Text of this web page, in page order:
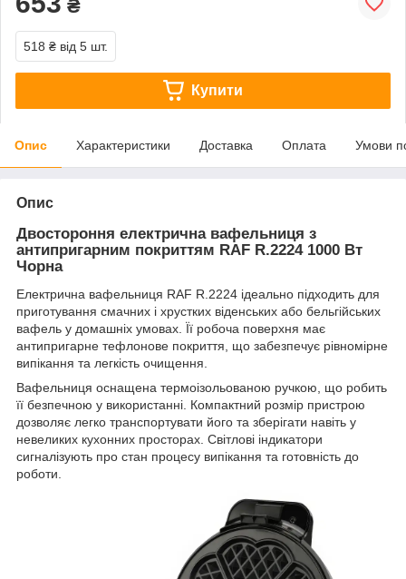
₴
518 ₴ від 5 шт.
Купити
Опис Характеристики Доставка Оплата Умови
Опис
Двостороння електрична вафельниця з
антипригарним покриттям RAF R.2224 1000 Вт
Чорна
Електрична вафельниця RAF R.2224 ідеально підходить для
приготування смачних і хрустких віденських або бельгійських
вафель у домашніх умовах. Її робоча поверхня має
антипригарне тефлонове покриття, що забезпечує рівномірне
випікання та легкість очищення.
Вафельниця оснащена термоізольованою ручкою, що робить
її безпечною у використанні. Компактний розмір пристрою
дозволяє легко транспортувати його та зберігати навіть у
невеликих кухонних просторах. Світлові індикатори
сигналізують про стан процесу випікання та готовність до
роботи.